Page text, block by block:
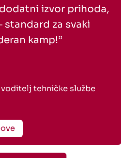
izvor prihoda,
standard za svaki
kamp!”
voditelj tehničke službe